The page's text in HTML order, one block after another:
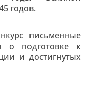
годов.
письменные
о подготовке к
и достигнутых